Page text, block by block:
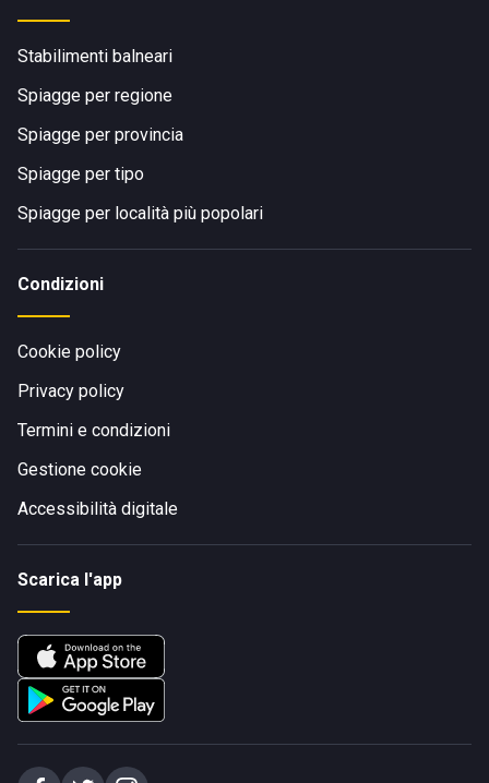
Stabilimenti balneari
Spiagge per regione
Spiagge per provincia
Spiagge per tipo
Spiagge per località più popolari
Condizioni
Cookie policy
Privacy policy
Termini e condizioni
Gestione cookie
Accessibilità digitale
Scarica l'app